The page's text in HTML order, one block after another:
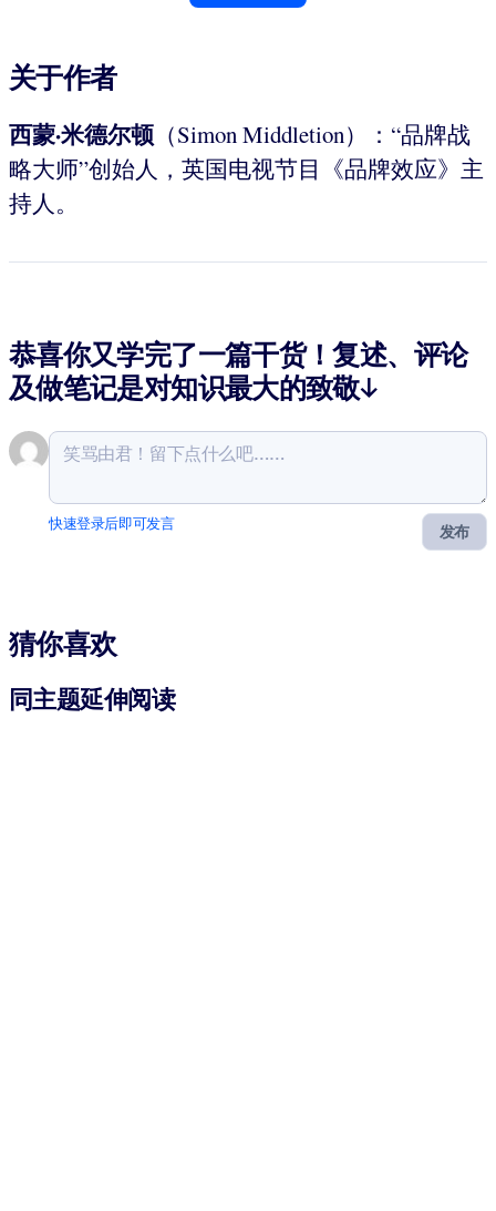
关于作者
西蒙·米德尔顿 （Simon Middletion）：“品牌战
略大师”创始人，英国电视节目《品牌效应》主
持人。
恭喜你又学完了一篇干货！复述、评论
及做笔记是对知识最大的致敬↓
发布
快速登录后即可发言
猜你喜欢
同主题延伸阅读